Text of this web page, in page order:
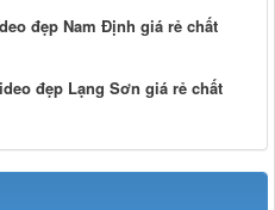
đẹp Nam Định giá rẻ chất
đẹp Lạng Sơn giá rẻ chất